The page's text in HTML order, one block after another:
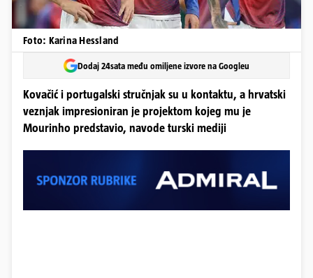
Foto: Karina Hessland
Dodaj 24sata među omiljene izvore na Googleu
Kovačić i portugalski stručnjak su u kontaktu, a hrvatski
veznjak impresioniran je projektom kojeg mu je
Mourinho predstavio, navode turski mediji